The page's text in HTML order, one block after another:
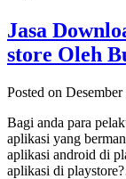
Jasa
store Oleh
Posted on
Bagi anda para
aplikasi yang
aplikasi android di
aplikasi di